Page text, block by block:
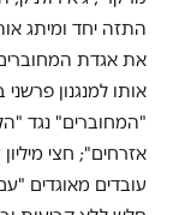
התזה יחד ומיתג
את אגדת המחוברים
אותו למנגנון
עובדים מאוגדים